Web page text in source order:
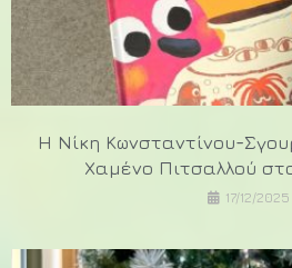
Η Νίκη Κωνσταντίνου-
Χαμένο Πιτσαλλού
17/12/2025